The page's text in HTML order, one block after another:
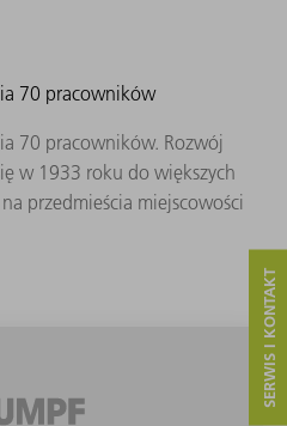
70 pracowników
70 pracowników. Rozwój
w 1933 roku do większych
przedmieścia miejscowości
SERWIS I KONTAKT